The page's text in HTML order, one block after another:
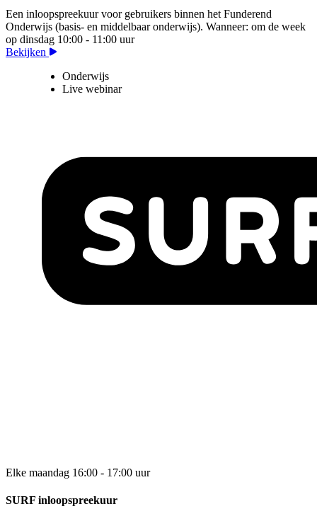
Een inloopspreekuur voor gebruikers binnen het Funderend
Onderwijs (basis- en middelbaar onderwijs). Wanneer: om de week
op dinsdag 10:00 - 11:00 uur
Bekijken
Onderwijs
Live webinar
Elke maandag 16:00 - 17:00 uur
SURF inloopspreekuur